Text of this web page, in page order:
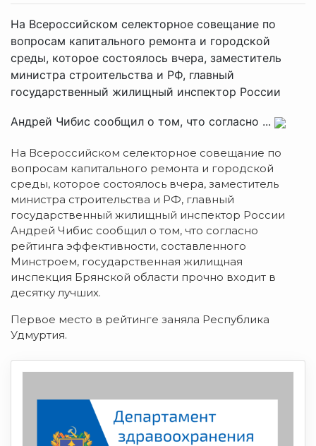
На Всероссийском селекторное совещание по
вопросам капитального ремонта и городской
среды, которое состоялось вчера, заместитель
министра строительства и РФ, главный
государственный жилищный инспектор России
Андрей Чибис сообщил о том, что согласно ...
На Всероссийском селекторное совещание по
вопросам капитального ремонта и городской
среды, которое состоялось вчера, заместитель
министра строительства и РФ, главный
государственный жилищный инспектор России
Андрей Чибис сообщил о том, что согласно
рейтинга эффективности, составленного
Минстроем, государственная жилищная
инспекция Брянской области прочно входит в
десятку лучших.
Первое место в рейтинге заняла Республика
Удмуртия.